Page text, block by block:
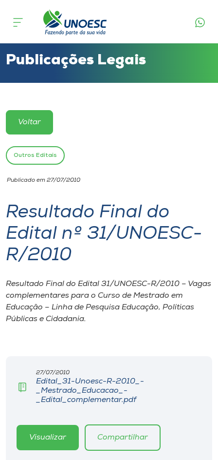
Cursos
Atendimento ao Estudante
Portal de Ensino
Unoesc
Internacionalização
I.nova
Cultura
Editora
Museu
Publicações Legais
Voltar
Outros Editais
Publicado em 27/07/2010
Resultado Final do
Edital nº 31/UNOESC-
R/2010
Resultado Final do Edital 31/UNOESC-R/2010 – Vagas
complementares para o Curso de Mestrado em
Educação – Linha de Pesquisa Educação, Políticas
Públicas e Cidadania.
27/07/2010
Edital_31-Unoesc-R-2010_-
_Mestrado_Educacao_-
_Edital_complementar.pdf
Visualizar Compartilhar